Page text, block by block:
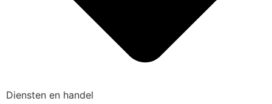
Diensten en handel